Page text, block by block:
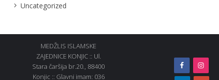
Uncategorized
MEDŽLIS ISLAMSKE
ZAJEDNICE KONJIC :: Ul.
Stara čaršija br.20., 88400
Konjic :: Glavni imam: 036